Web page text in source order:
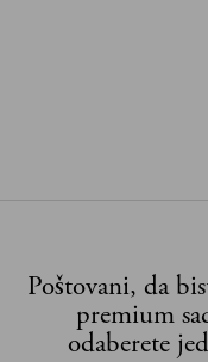
Poštovani, da
premium
odaberete